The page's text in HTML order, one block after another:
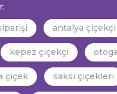
antalya çiçekçi
kepez çiçekçi
çiçek saksı çiçekleri